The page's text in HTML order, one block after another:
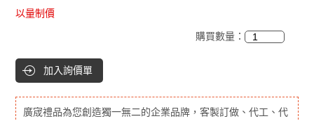
以量制價
購買數量：
加入詢價單
廣宬禮品為您創造獨一無二的企業品牌，客製訂做、代工、代